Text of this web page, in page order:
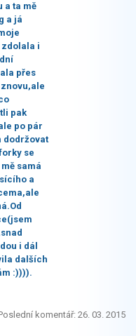
a ta mě
a já
i
přes
pak
po pár
dodržovat
se
samá
a
i dál
dalších
:)))).
komentář: 26. 03. 2015